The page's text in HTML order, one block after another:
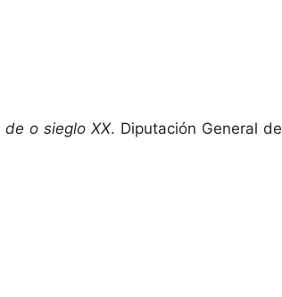
o sieglo XX. Diputación General de